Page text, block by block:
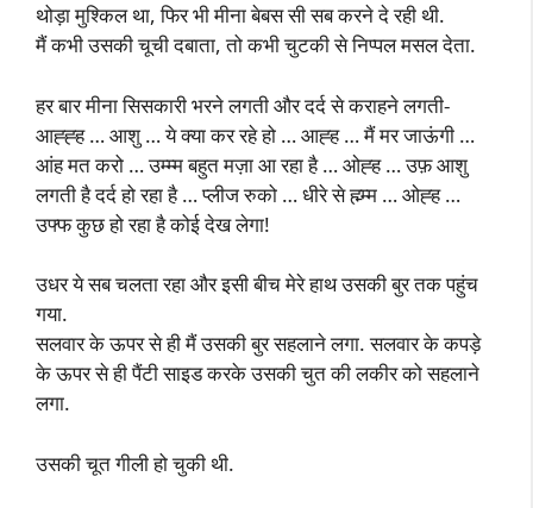
थोड़ा मुश्किल था, फिर भी मीना बेबस सी सब करने दे रही थी.
मैं कभी उसकी चूची दबाता, तो कभी चुटकी से निप्पल मसल देता.
हर बार मीना सिसकारी भरने लगती और दर्द से कराहने लगती-
आह्ह्ह … आशु … ये क्या कर रहे हो … आह्ह … मैं मर जाऊंगी …
आंह मत करो … उम्म्म बहुत मज़ा आ रहा है … ओह्ह … उफ़ आशु
लगती है दर्द हो रहा है … प्लीज रुको … धीरे से ह्म्म्म … ओह्ह …
उफ्फ कुछ हो रहा है कोई देख लेगा!
उधर ये सब चलता रहा और इसी बीच मेरे हाथ उसकी बुर तक पहुंच
गया.
सलवार के ऊपर से ही मैं उसकी बुर सहलाने लगा. सलवार के कपड़े
के ऊपर से ही पैंटी साइड करके उसकी चुत की लकीर को सहलाने
लगा.
उसकी चूत गीली हो चुकी थी.